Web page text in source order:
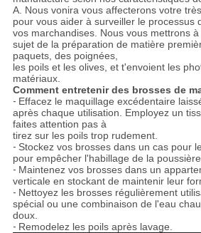
A. Nous vonira vous affecterons votre
pour vous aider à surveiller le processus
vos marchandises. Nous vous mettrons
sujet de la préparation de matière
paquets, des poignées,
les poils et les olives, et t'envoient les
matériaux.
Comment entretenir des brosses de
- Effacez le maquillage excédentaire
après chaque utilisation. Employez un
faites attention pas à
tirez sur les poils trop rudement.
- Stockez vos brosses dans un cas pour
pour empêcher l'habillage de la poussière.
- Maintenez vos brosses dans un
verticale en stockant de maintenir leur
- Nettoyez les brosses régulièrement
spécial ou une combinaison de l'eau
doux.
- Remodelez les poils après lavage.